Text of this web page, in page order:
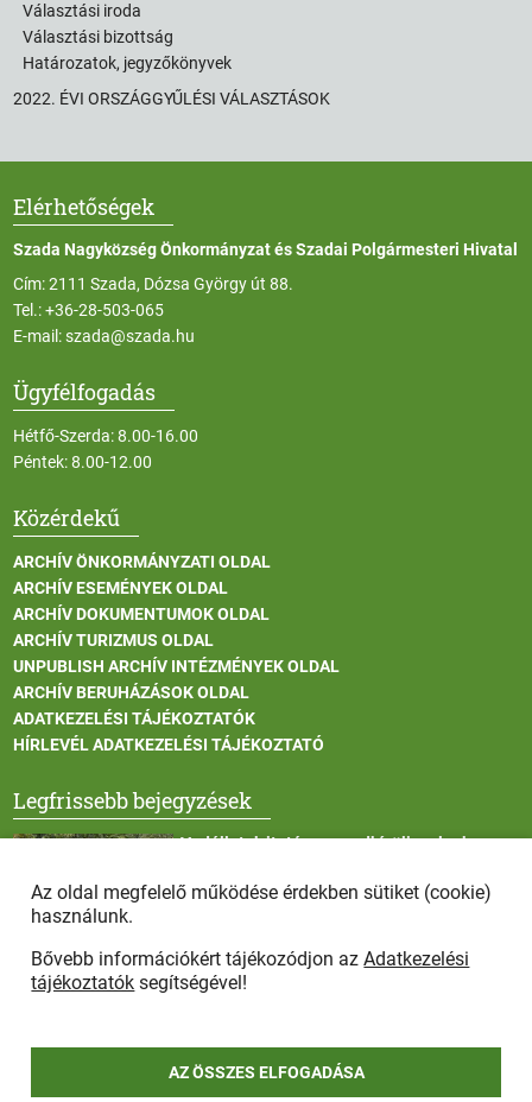
Választási iroda
Választási bizottság
Határozatok, jegyzőkönyvek
2022. ÉVI ORSZÁGGYŰLÉSI VÁLASZTÁSOK
Elérhetőségek
Szada Nagyközség Önkormányzat és Szadai Polgármesteri Hivatal
Cím: 2111 Szada, Dózsa György út 88.
Tel.:+36-28-503-065
E-mail:szada@szada.hu
Ügyfélfogadás
Hétfő-Szerda: 8.00-16.00
Péntek: 8.00-12.00
Közérdekű
ARCHÍV ÖNKORMÁNYZATI OLDAL
ARCHÍV ESEMÉNYEK OLDAL
ARCHÍV DOKUMENTUMOK OLDAL
ARCHÍV TURIZMUS OLDAL
UNPUBLISH ARCHÍV INTÉZMÉNYEK OLDAL
ARCHÍV BERUHÁZÁSOK OLDAL
ADATKEZELÉSI TÁJÉKOZTATÓK
HÍRLEVÉL ADATKEZELÉSI TÁJÉKOZTATÓ
Legfrissebb bejegyzések
Vadállatok itatása a rendkívüli melegben
Afrikai sertéspestis - kérések a lakosság felé
Az oldal megfelelő működése érdekben sütiket (cookie)
használunk.
Bővebb információkért tájékozódjon azAdatkezelési
tájékoztatók segítségével!
AZ ÖSSZES ELFOGADÁSA